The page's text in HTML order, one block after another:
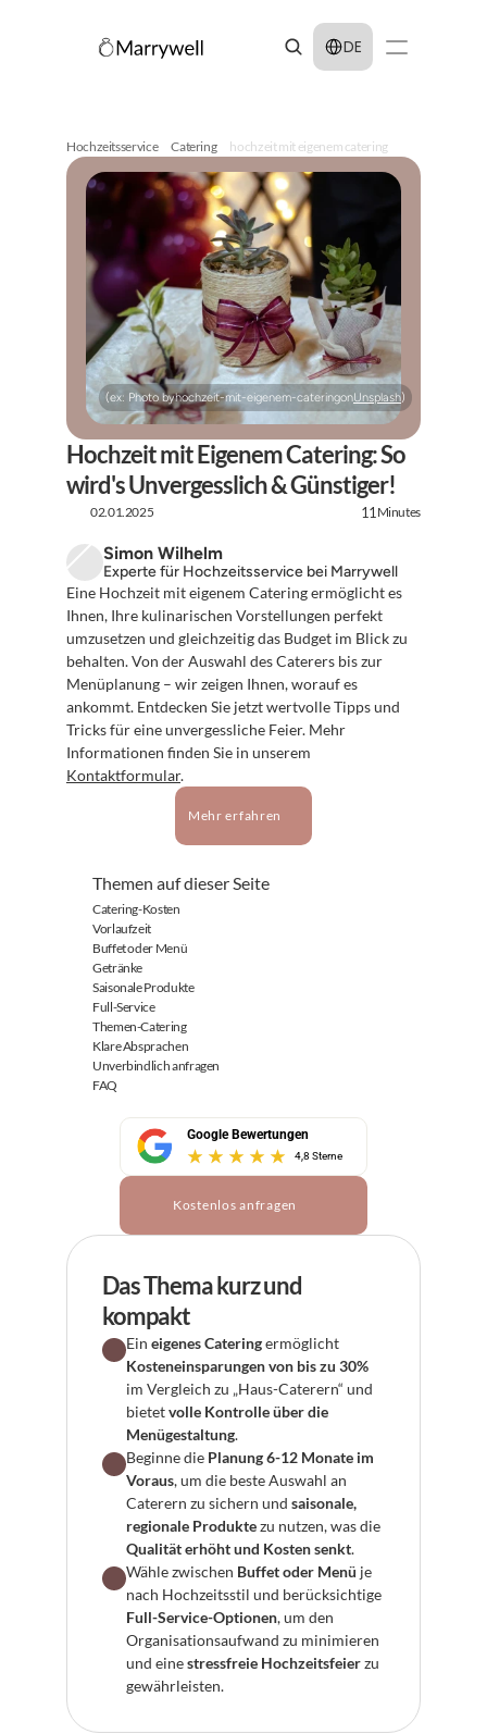
Select Language
DE
Hochzeitsservice Catering hochzeit mit eigenem catering
(ex: Photo byhochzeit-mit-eigenem-cateringonUnsplash)
Hochzeit mit Eigenem Catering: So
wird's Unvergesslich & Günstiger!
02.01.2025 11 Minutes
Simon Wilhelm
Experte für Hochzeitsservice bei Marrywell
Eine Hochzeit mit eigenem Catering ermöglicht es
Ihnen, Ihre kulinarischen Vorstellungen perfekt
umzusetzen und gleichzeitig das Budget im Blick zu
behalten. Von der Auswahl des Caterers bis zur
Menüplanung – wir zeigen Ihnen, worauf es
ankommt. Entdecken Sie jetzt wertvolle Tipps und
Tricks für eine unvergessliche Feier. Mehr
Kontaktformular.
Mehr erfahren
Themen auf dieser Seite
Catering-Kosten
Vorlaufzeit
Buffet oder Menü
Getränke
Saisonale Produkte
Full-Service
Themen-Catering
Klare Absprachen
Unverbindlich anfragen
FAQ
Google Bewertungen
4,8 Sterne
Kostenlos anfragen
Das Thema kurz und
kompakt
Ein eigenes Catering
Kosteneinsparungen von bis zu 30%
im Vergleich zu „Haus-Caterern“ und
bietet volle Kontrolle über die
Menügestaltung.
Beginne die Planung 6-12 Monate im
Voraus, um die beste Auswahl an
Caterern zu sichern und saisonale,
regionale Produkte
Qualität erhöht und Kosten senkt.
Wähle zwischen Buffet oder Menü je
Full-Service-Optionen, um den
Organisationsaufwand zu minimieren
und eine stressfreie Hochzeitsfeier zu
gewährleisten.